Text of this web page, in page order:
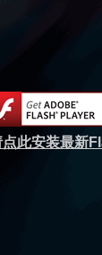
点此安装最新